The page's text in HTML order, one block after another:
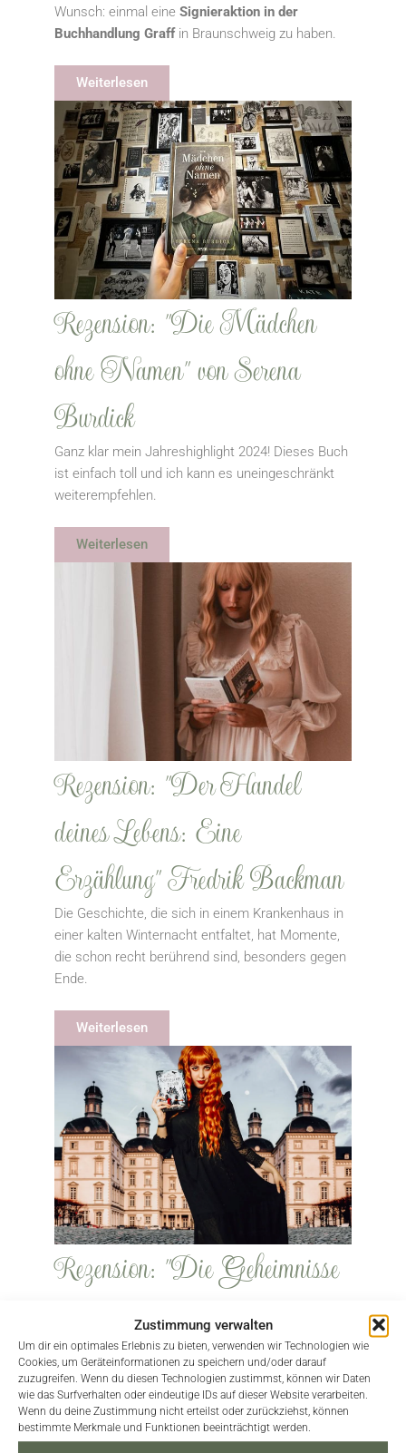
Zustimmung verwalten
Um dir ein optimales Erlebnis zu bieten, verwenden wir Technologien wie
Cookies, um Geräteinformationen zu speichern und/oder darauf
zuzugreifen. Wenn du diesen Technologien zustimmst, können wir Daten
wie das Surfverhalten oder eindeutige IDs auf dieser Website verarbeiten.
Wenn du deine Zustimmung nicht erteilst oder zurückziehst, können
bestimmte Merkmale und Funktionen beeinträchtigt werden.
Wunsch: einmal eine Signieraktion in der
Buchhandlung Graff in Braunschweig zu haben.
Weiterlesen
Rezension: "Die Mädchen
ohne Namen" von Serena
Burdick
Ganz klar mein Jahreshighlight 2024! Dieses Buch
ist einfach toll und ich kann es uneingeschränkt
weiterempfehlen.
Weiterlesen
Rezension: "Der Handel
deines Lebens: Eine
Erzählung" Fredrik Backman
Die Geschichte, die sich in einem Krankenhaus in
einer kalten Winternacht entfaltet, hat Momente,
die schon recht berührend sind, besonders gegen
Ende.
Weiterlesen
Rezension: "Die Geheimnisse
von Ravenstorm Island – Die
verschwundenen Kinder" von
Gillian Philip
Die Geschichte, die sich in einem Krankenhaus in